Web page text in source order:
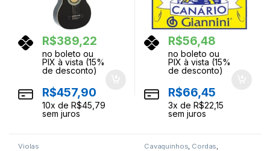
R$389,22
no boleto ou
PIX à vista (15%
de desconto)
R$457,90
10x de R$45,79
sem juros
R$56,48
no boleto ou
PIX à vista (15%
de desconto)
R$66,45
3x de R$22,15
sem juros
Violas Cavaquinhos, Cordas,